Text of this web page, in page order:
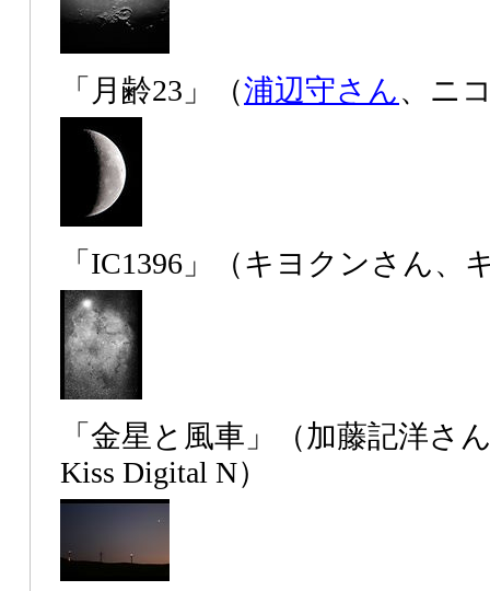
「月齢23」（浦辺守さん、ニ
「IC1396」（キヨクンさん、
「金星と風車」（加藤記洋さ
Kiss Digital N）